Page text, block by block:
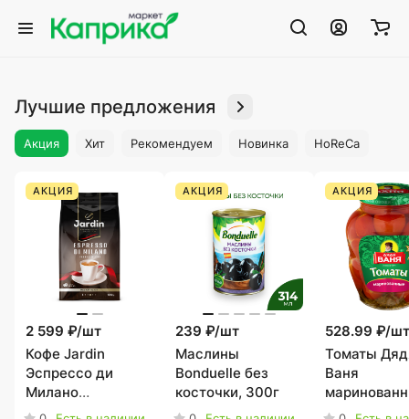
Лучшие предложения
Акция Хит Рекомендуем Новинка HoReCa
АКЦИЯ
2 599 ₽/шт
Кофе Jardin
Эспрессо ди
Милано
жаренный в
АКЦИЯ
239 ₽/шт
Маслины
Bonduelle без
косточки, 300г
АКЦИЯ
528.99 ₽/шт
Томаты
Ваня
1800г